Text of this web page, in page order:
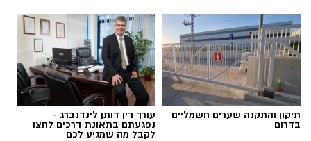
תיקון והתקנה שערים חשמליים
בדרום
עורך דין דותן לינדנברג -
נפגעתם בתאונת דרכים לחצו
לקבל מה שמגיע לכם